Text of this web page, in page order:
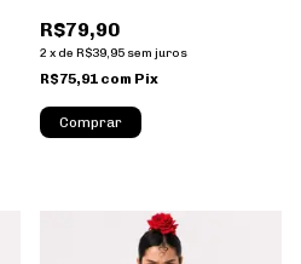
R$79,90
2 x de R$39,95 sem juros
R$75,91 com Pix
Comprar